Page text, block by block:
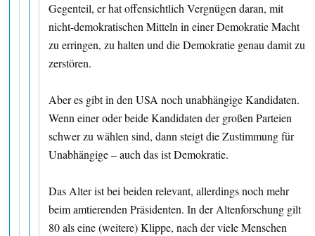
Gegenteil, er hat offensichtlich Vergnügen daran, mit
nicht-demokratischen Mitteln in einer Demokratie Macht
zu erringen, zu halten und die Demokratie genau damit zu
zerstören.
Aber es gibt in den USA noch unabhängige Kandidaten.
Wenn einer oder beide Kandidaten der großen Parteien
schwer zu wählen sind, dann steigt die Zustimmung für
Unabhängige – auch das ist Demokratie.
Das Alter ist bei beiden relevant, allerdings noch mehr
beim amtierenden Präsidenten. In der Altenforschung gilt
80 als eine (weitere) Klippe, nach der viele Menschen